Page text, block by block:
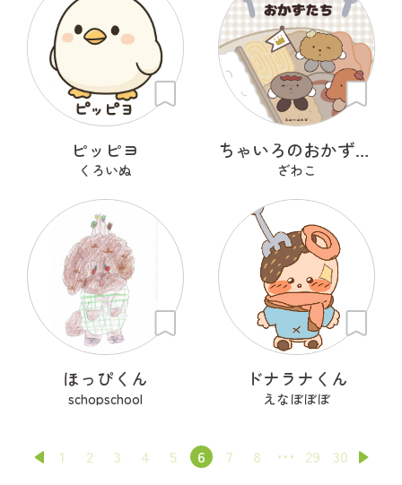
ピッピヨ
くろいぬ
ちゃいろのおかずたち
ざわこ
ほっぴくん
schopschool
ドナラナくん
えなぼぼぼ
1 2 3 4 5 6 7 8 29 30